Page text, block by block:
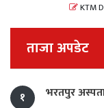
KTM
ताजा अपडेट
१ भरतपुर